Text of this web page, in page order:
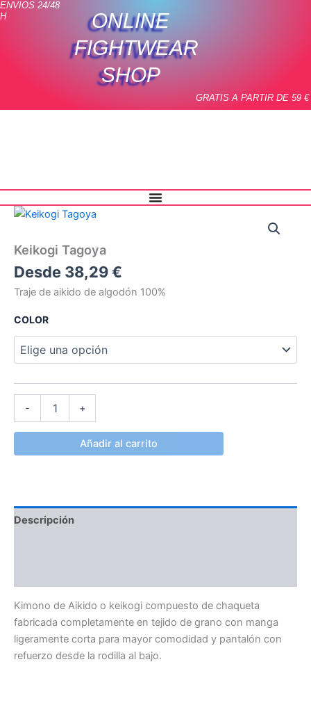
Ir
ENVIOS 24/48
H
ONLINE
FIGHTWEAR
SHOP
GRATIS A PARTIR DE 59 €
Keikogi Tagoya
Desde 38,29€
Traje de aikido de algodón 100%
COLOR
-
Keikogi
+
Añadir al carrito
Descripción
Kimono de Aikido o keikogi compuesto de chaqueta
fabricada completamente en tejido de grano con manga
ligeramente corta para mayor comodidad y pantalón con
refuerzo desde la rodilla al bajo.